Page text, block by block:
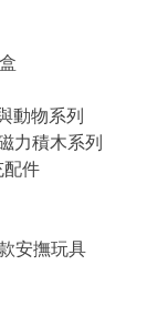
動物系列
力積木系列
件
安撫玩具